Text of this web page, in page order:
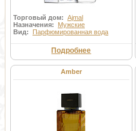
Торговый дом: Ajmal
Назначения: Мужские
Вид: Парфюмированная вода
Подробнее
Amber